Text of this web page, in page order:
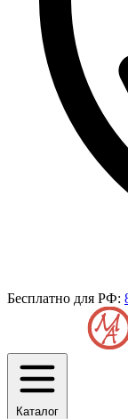
Бесплатно для РФ:
Каталог